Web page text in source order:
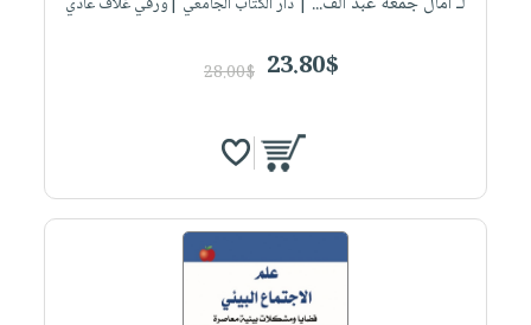
23.80$
28.00$